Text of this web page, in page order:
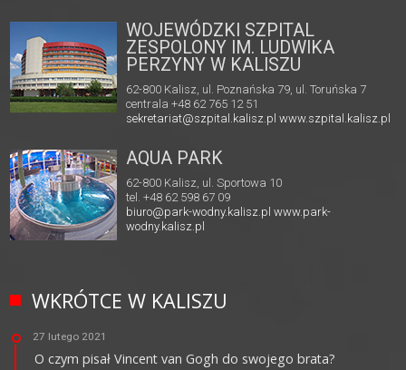
WOJEWÓDZKI SZPITAL
ZESPOLONY IM. LUDWIKA
PERZYNY W KALISZU
62-800 Kalisz, ul. Poznańska 79, ul. Toruńska 7
centrala +48 62 765 12 51
sekretariat@szpital.kalisz.pl www.szpital.kalisz.pl
AQUA PARK
62-800 Kalisz, ul. Sportowa 10
tel. +48 62 598 67 09
biuro@park-wodny.kalisz.pl www.park-
wodny.kalisz.pl
WKRÓTCE W KALISZU
27 lutego 2021
O czym pisał Vincent van Gogh do swojego brata?